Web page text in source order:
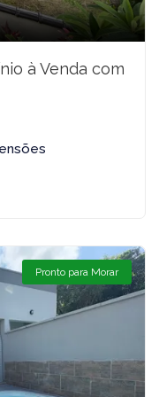
à Venda com
Pronto para Morar